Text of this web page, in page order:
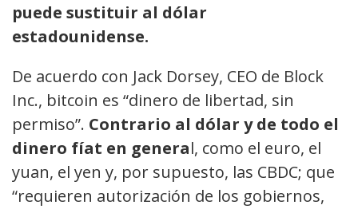
puede sustituir al dólar
estadounidense.
De acuerdo con Jack Dorsey, CEO de Block
Inc., bitcoin es “dinero de libertad, sin
permiso”. Contrario al dólar y de todo el
dinero fíat en general, como el euro, el
yuan, el yen y, por supuesto, las CBDC; que
“requieren autorización de los gobiernos,